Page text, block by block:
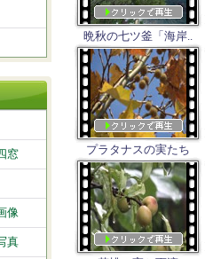
晩秋の七ツ釜「海岸..
プラタナスの実たち
窓
像
真